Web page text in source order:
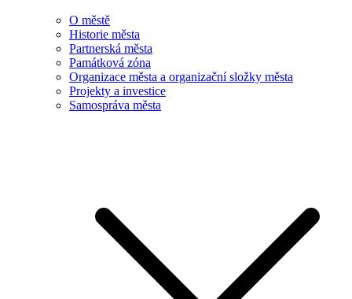
O městě
Historie města
Partnerská města
Památková zóna
Organizace města a organizační složky města
Projekty a investice
Samospráva města